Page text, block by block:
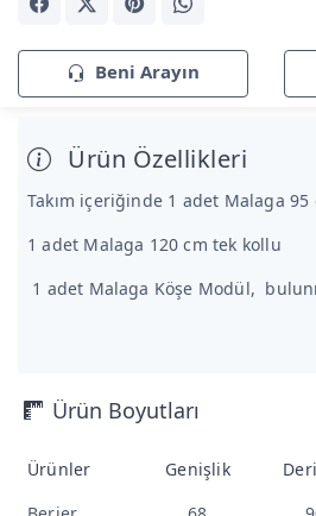
Beni Arayın
Ürün Özellikleri
Takım içeriğinde 1 adet Malaga 95
1 adet Malaga 120 cm tek kollu
1 adet Malaga Köşe Modül,
Ürün Boyutları
Ürünler Genişlik